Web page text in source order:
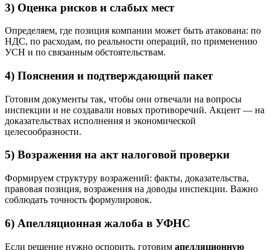
3) Оценка рисков и слабых мест
Определяем, где позиция компании может быть атакована: по
НДС, по расходам, по реальности операций, по применению
УСН и по связанным обстоятельствам.
4) Пояснения и подтверждающий пакет
Готовим документы так, чтобы они отвечали на вопросы
инспекции и не создавали новых противоречий. Акцент — на
доказательствах исполнения и экономической
целесообразности.
5) Возражения на акт налоговой проверки
Формируем структуру возражений: факты, доказательства,
правовая позиция, возражения на доводы инспекции. Важно
соблюдать точность формулировок.
6) Апелляционная жалоба в УФНС
Если решение нужно оспорить, готовим апелляционную